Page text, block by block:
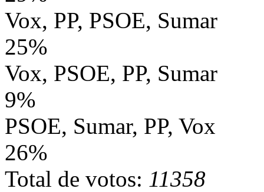
Vox, PP, PSOE, Sumar
25%
Vox, PSOE, PP, Sumar
9%
PSOE, Sumar, PP, Vox
26%
Total de votos: 11358